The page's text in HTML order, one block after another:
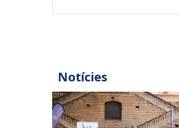
Notícies